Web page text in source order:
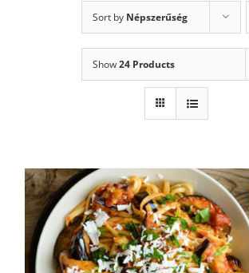
Sort by Népszerűség
Show24 Products